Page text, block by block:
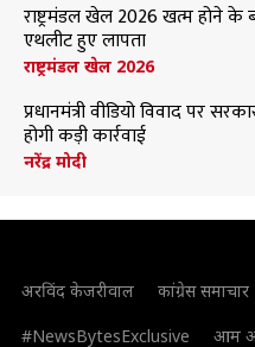
राष्ट्रमंडल खेल 2026 खत्म होने के
एथलीट हुए लापता
राष्ट्रमंडल खेल 2026
प्रधानमंत्री वीडियो विवाद पर
होगी कड़ी कार्रवाई
नरेंद्र मोदी
अरविंद केजरीवाल कांग्रेस समाचार
#NewsBytesExclusive
आम